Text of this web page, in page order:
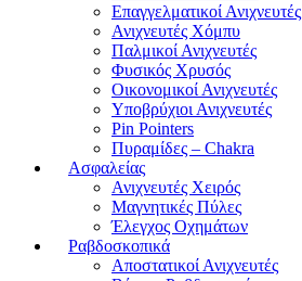
Επαγγελματικοί Ανιχνευτές
Ανιχνευτές Χόμπυ
Παλμικοί Ανιχνευτές
Φυσικός Χρυσός
Οικονομικοί Ανιχνευτές
Υποβρύχιοι Ανιχνευτές
Pin Pointers
Πυραμίδες – Chakra
Ασφαλείας
Ανιχνευτές Χειρός
Μαγνητικές Πύλες
Έλεγχος Οχημάτων
Ραβδοσκοπικά
Αποστατικοί Ανιχνευτές